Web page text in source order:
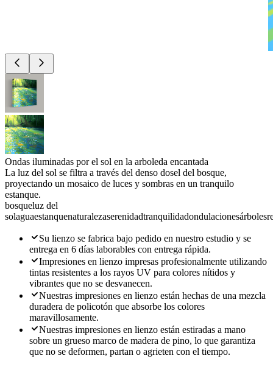
Ondas iluminadas por el sol en la arboleda encantada
La luz del sol se filtra a través del denso dosel del bosque,
proyectando un mosaico de luces y sombras en un tranquilo
estanque.
bosqueluz del
solaguaestanquenaturalezaserenidadtranquilidadondulacionesárboles
Su lienzo se fabrica bajo pedido en nuestro estudio y se
entrega en 6 días laborables con entrega rápida.
Impresiones en lienzo impresas profesionalmente utilizando
tintas resistentes a los rayos UV para colores nítidos y
vibrantes que no se desvanecen.
Nuestras impresiones en lienzo están hechas de una mezcla
duradera de policotón que absorbe los colores
maravillosamente.
Nuestras impresiones en lienzo están estiradas a mano
sobre un grueso marco de madera de pino, lo que garantiza
que no se deformen, partan o agrieten con el tiempo.